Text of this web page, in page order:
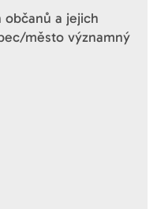
občanů a jejich
město významný